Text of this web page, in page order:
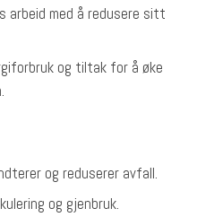
arbeid med å redusere sitt
og tiltak for å øke
og reduserer avfall.
og gjenbruk.